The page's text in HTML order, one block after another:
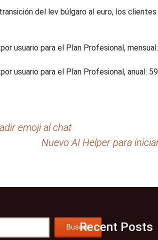
del lev búlgaro al euro, los
usuario para el Plan Profesional,
usuario para el Plan Profesional, anual:
emoji al chat
Nuevo AI Helper para
BuscarRecent Posts